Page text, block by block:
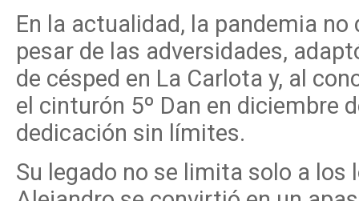
En la actualidad, la pandemia
pesar de las adversidades,
de césped en La Carlota y, al
el cinturón 5º Dan en diciembre
dedicación sin límites.
Su legado no se limita solo a los